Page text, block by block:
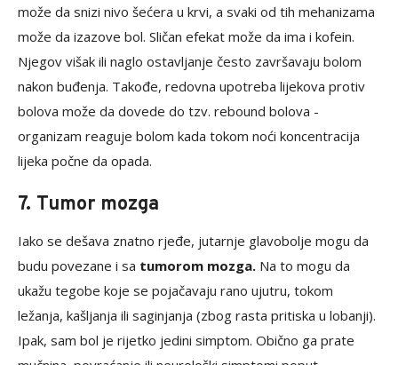
može da snizi nivo šećera u krvi, a svaki od tih mehanizama
može da izazove bol. Sličan efekat može da ima i kofein.
Njegov višak ili naglo ostavljanje često završavaju bolom
nakon buđenja. Takođe, redovna upotreba lijekova protiv
bolova može da dovede do tzv. rebound bolova -
organizam reaguje bolom kada tokom noći koncentracija
lijeka počne da opada.
7. Tumor mozga
Iako se dešava znatno rjeđe, jutarnje glavobolje mogu da
budu povezane i sa tumorom mozga. Na to mogu da
ukažu tegobe koje se pojačavaju rano ujutru, tokom
ležanja, kašljanja ili saginjanja (zbog rasta pritiska u lobanji).
Ipak, sam bol je rijetko jedini simptom. Obično ga prate